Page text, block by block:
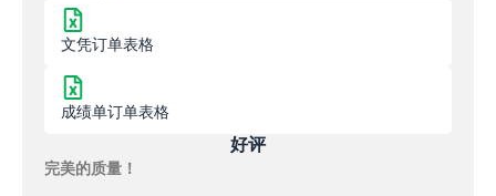
文凭订单表格
成绩单订单表格
好评
完美的质量！